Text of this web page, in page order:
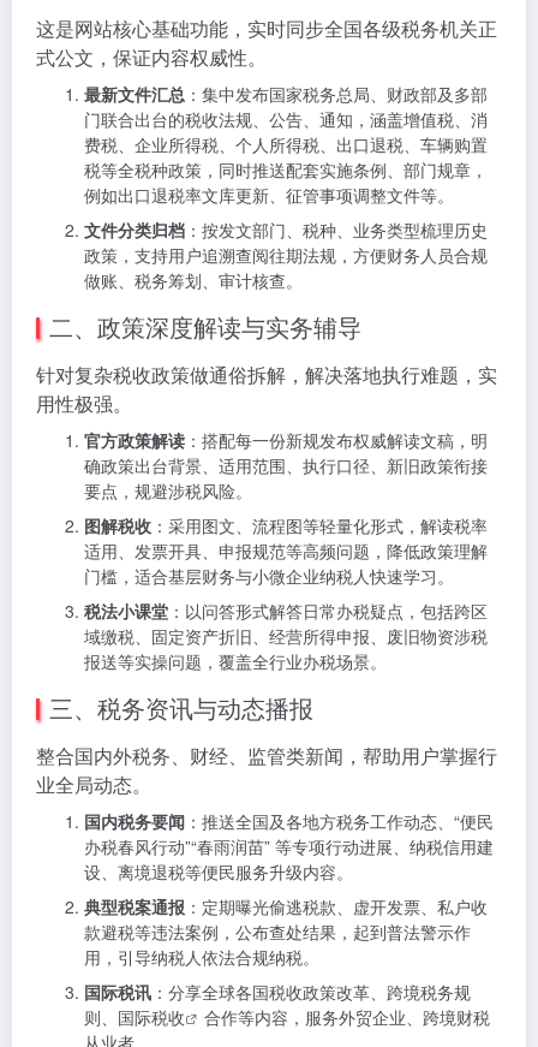
这是网站核心基础功能，实时同步全国各级税务机关正
式公文，保证内容权威性。
最新文件汇总 ：集中发布国家税务总局、财政部及多部
门联合出台的税收法规、公告、通知，涵盖增值税、消
费税、企业所得税、个人所得税、出口退税、车辆购置
税等全税种政策，同时推送配套实施条例、部门规章，
例如出口退税率文库更新、征管事项调整文件等。
文件分类归档 ：按发文部门、税种、业务类型梳理历史
政策，支持用户追溯查阅往期法规，方便财务人员合规
做账、税务筹划、审计核查。
二、政策深度解读与实务辅导
针对复杂税收政策做通俗拆解，解决落地执行难题，实
用性极强。
官方政策解读 ：搭配每一份新规发布权威解读文稿，明
确政策出台背景、适用范围、执行口径、新旧政策衔接
要点，规避涉税风险。
图解税收 ：采用图文、流程图等轻量化形式，解读税率
适用、发票开具、申报规范等高频问题，降低政策理解
门槛，适合基层财务与小微企业纳税人快速学习。
税法小课堂 ：以问答形式解答日常办税疑点，包括跨区
域缴税、固定资产折旧、经营所得申报、废旧物资涉税
报送等实操问题，覆盖全行业办税场景。
三、税务资讯与动态播报
整合国内外税务、财经、监管类新闻，帮助用户掌握行
业全局动态。
国内税务要闻 ：推送全国及各地方税务工作动态、“便民
办税春风行动”“春雨润苗” 等专项行动进展、纳税信用建
设、离境退税等便民服务升级内容。
典型税案通报 ：定期曝光偷逃税款、虚开发票、私户收
款避税等违法案例，公布查处结果，起到普法警示作
用，引导纳税人依法合规纳税。
国际税讯 ：分享全球各国税收政策改革、跨境税务规
则、 国际税收
合作等内容，服务外贸企业、跨境财税